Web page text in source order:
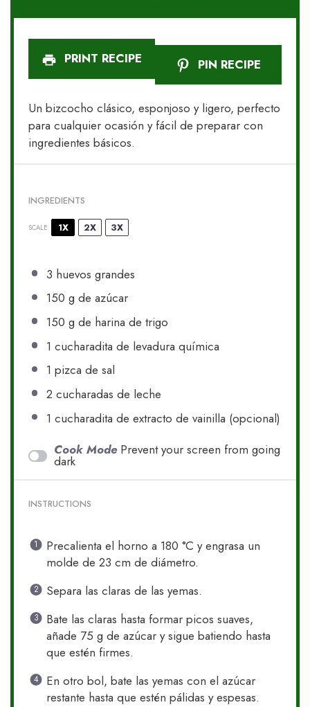
PRINT RECIPE PIN RECIPE
Un bizcocho clásico, esponjoso y ligero, perfecto
para cualquier ocasión y fácil de preparar con
ingredientes básicos.
INGREDIENTS
SCALE 1X 2X 3X
3 huevos grandes
150 g de azúcar
150 g de harina de trigo
1 cucharadita de levadura química
1 pizca de sal
2 cucharadas de leche
1 cucharadita de extracto de vainilla (opcional)
Cook Mode Prevent your screen from going
dark
INSTRUCTIONS
Precalienta el horno a 180 °C y engrasa un
molde de 23 cm de diámetro.
Separa las claras de las yemas.
Bate las claras hasta formar picos suaves,
añade 75 g de azúcar y sigue batiendo hasta
que estén firmes.
En otro bol, bate las yemas con el azúcar
restante hasta que estén pálidas y espesas.